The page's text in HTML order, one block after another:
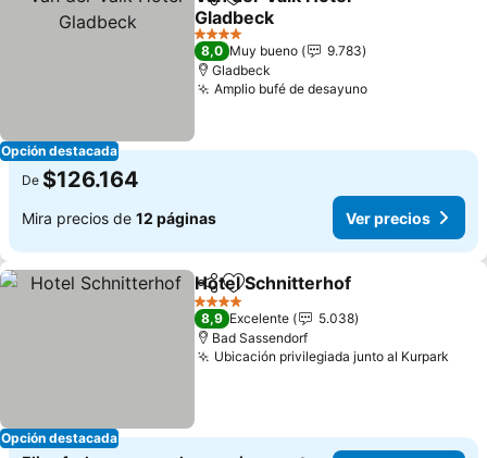
Opción destacada
CompartirAgregar a favoritos
Gladbeck
4 Estrellas
8,0 Muy bueno
9.783
Gladbeck
Amplio bufé de desayuno
De $126.164
Mira precios de 12 páginas Ver precios
Opción destacada
CompartirAgregar a favoritos
Hotel Schnitterhof
4 Estrellas
8,9 Excelente
5.038
Bad Sassendorf
Ubicación privilegiada junto al Kurpark